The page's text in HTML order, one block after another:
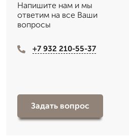
Напишите нам и мы
ответим на все Ваши
вопросы
+7 932 210-55-37
Задать вопрос